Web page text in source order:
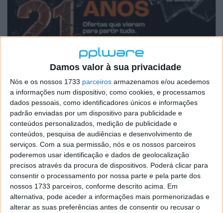
Damos valor à sua privacidade
Nós e os nossos 1733 parceiros armazenamos e/ou acedemos
a informações num dispositivo, como cookies, e processamos
dados pessoais, como identificadores únicos e informações
padrão enviadas por um dispositivo para publicidade e
conteúdos personalizados, medição de publicidade e
conteúdos, pesquisa de audiências e desenvolvimento de
serviços. Com a sua permissão, nós e os nossos parceiros
poderemos usar identificação e dados de geolocalização
precisos através da procura de dispositivos. Poderá clicar para
consentir o processamento por nossa parte e pela parte dos
nossos 1733 parceiros, conforme descrito acima. Em
alternativa, pode aceder a informações mais pormenorizadas e
alterar as suas preferências antes de consentir ou recusar o